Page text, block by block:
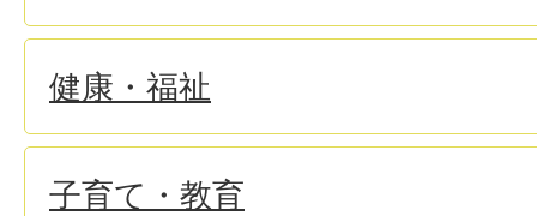
健康・福祉
子育て・教育